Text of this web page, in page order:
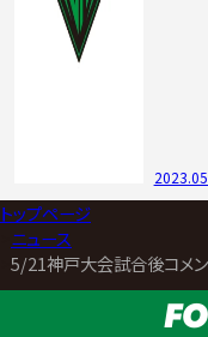
トップページ
ニュース
5/21神戸大会試合後コメ